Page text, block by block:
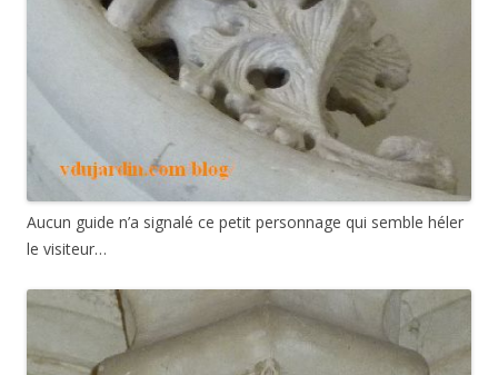
Aucun guide n’a signalé ce petit personnage qui semble héler
le visiteur…